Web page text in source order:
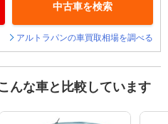
中古車を検索
アルトラパンの車買取相場を調べる
んな車と比較しています